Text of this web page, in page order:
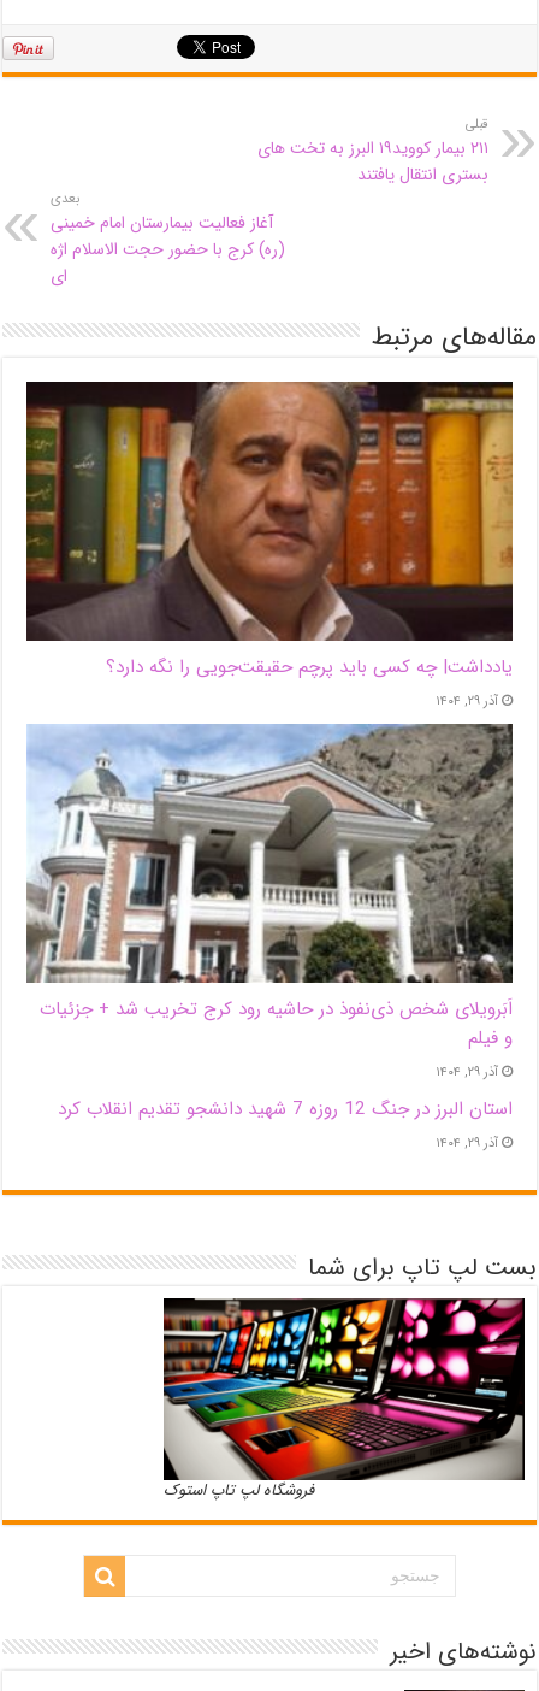
قبلی
۲۱۱ بیمار کووید۱۹ البرز به تخت های
بستری انتقال یافتند
بعدی
آغاز فعالیت بیمارستان امام خمینی
(ره) کرج با حضور حجت الاسلام اژه
ای
مقاله‌های مرتبط
یادداشت| ‌چه کسی باید پرچم حقیقت‌جویی را نگه دارد؟
آذر ۲۹, ۱۴۰۴
اَبَر‌ویلای شخص ذی‌نفوذ در حاشیه‌ رود کرج تخریب شد + جزئیات
و فیلم
آذر ۲۹, ۱۴۰۴
استان البرز در جنگ 12 روزه 7 شهید دانشجو تقدیم انقلاب کرد
آذر ۲۹, ۱۴۰۴
بست لپ تاپ برای شما
فروشگاه لپ تاپ استوک
نوشته‌های اخیر